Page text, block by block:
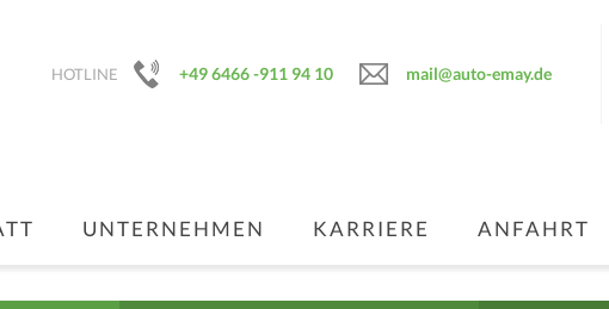
HOTLINE +49 6466 -911 94 10 mail@auto-emay.de
UNTERNEHMEN KARRIERE ANFAHRT